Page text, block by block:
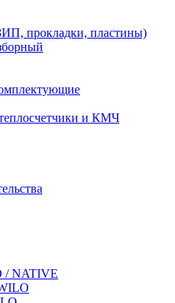
прокладки, пластины)
и КМЧ
/ NATIVE